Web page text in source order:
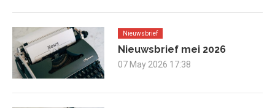
Nieuwsbrief
Nieuwsbrief mei 2026
07 May 2026 17:38